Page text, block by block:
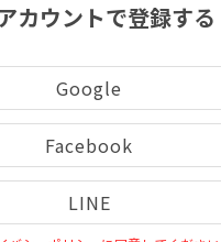
カウントで登録する
Google
Facebook
LINE